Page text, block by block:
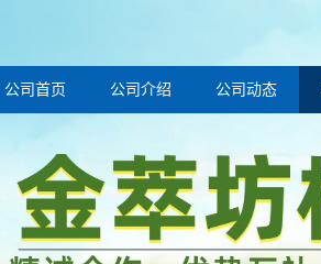
公司首页 公司介绍 公司动态